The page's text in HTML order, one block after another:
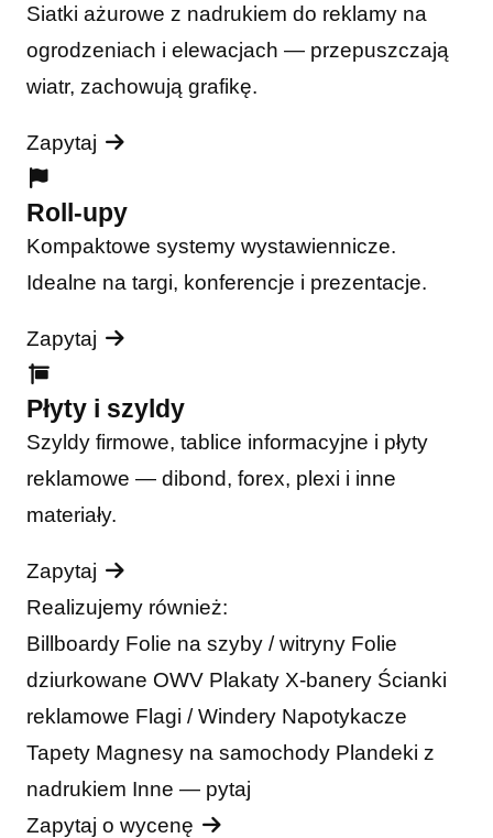
Siatki ażurowe z nadrukiem do reklamy na
ogrodzeniach i elewacjach — przepuszczają
wiatr, zachowują grafikę.
Zapytaj
Roll-upy
Kompaktowe systemy wystawiennicze.
Idealne na targi, konferencje i prezentacje.
Zapytaj
Płyty i szyldy
Szyldy firmowe, tablice informacyjne i płyty
reklamowe — dibond, forex, plexi i inne
materiały.
Zapytaj
Realizujemy również:
Billboardy Folie na szyby / witryny Folie
dziurkowane OWV Plakaty X-banery Ścianki
reklamowe Flagi / Windery Napotykacze
Tapety Magnesy na samochody Plandeki z
nadrukiem Inne — pytaj
Zapytaj o wycenę